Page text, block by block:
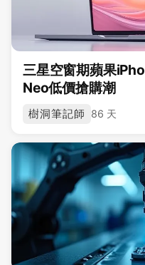
三星空窗期蘋果
Neo低價搶購潮
樹洞筆記師 86 天